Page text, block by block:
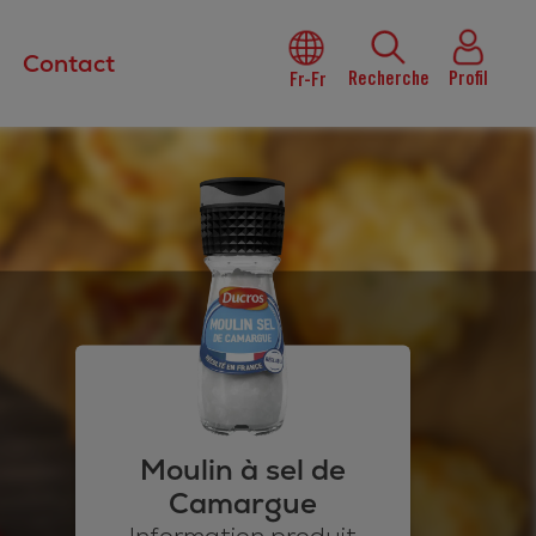
Contact
Fr-Fr Recherche Profil
Moulin à sel de
Camargue